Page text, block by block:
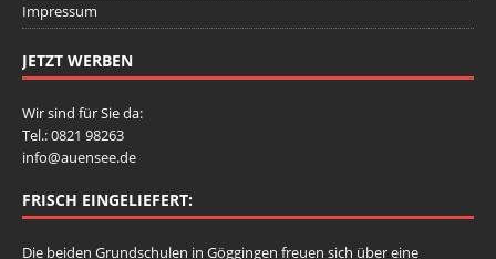
Impressum
JETZT WERBEN
Wir sind für Sie da:
Tel.: 0821 98263
info@auensee.de
FRISCH EINGELIEFERT:
Die beiden Grundschulen in Göggingen freuen sich über eine